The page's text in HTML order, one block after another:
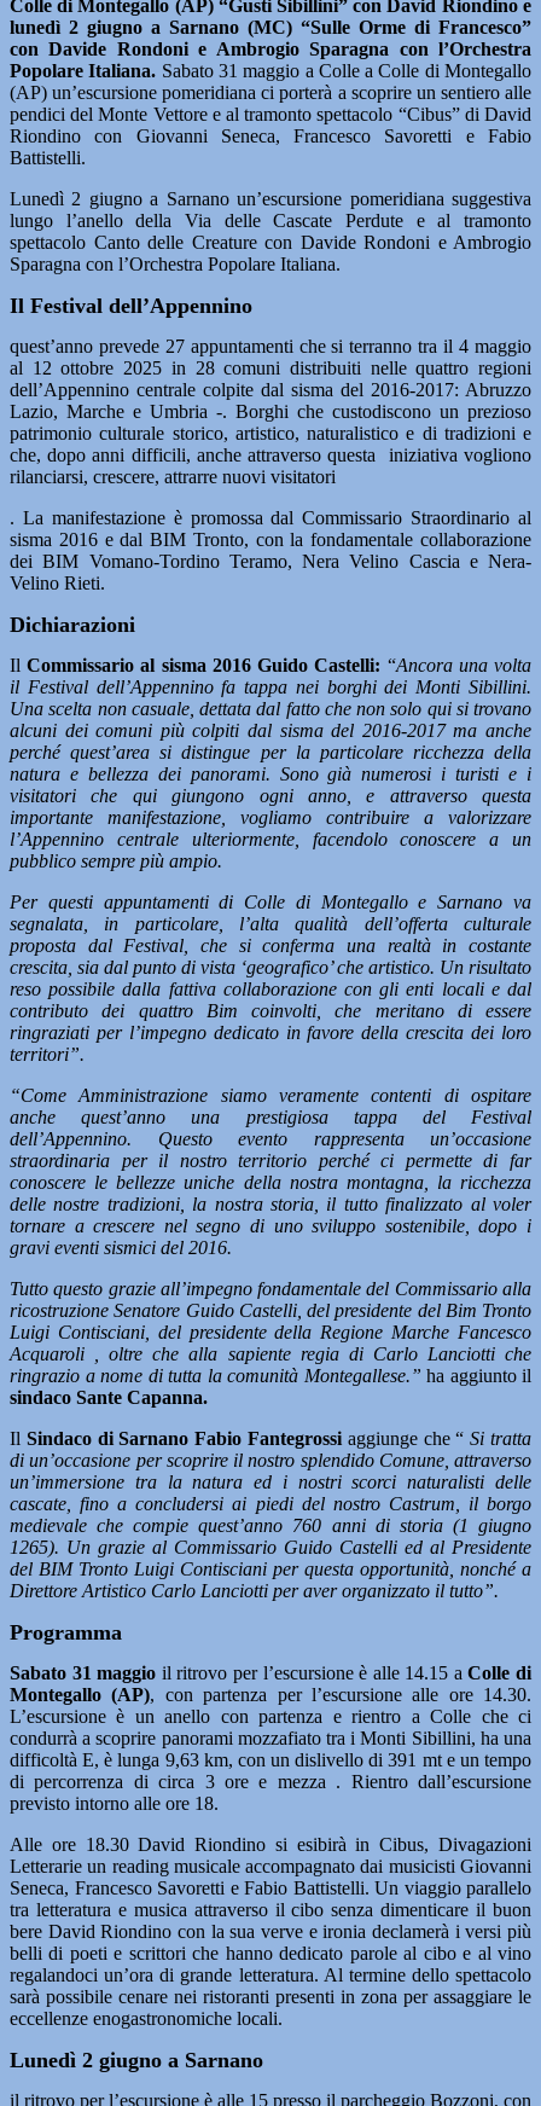
Colle di Montegallo (AP) “Gusti Sibillini” con David Riondino e
lunedì 2 giugno a Sarnano (MC) “Sulle Orme di Francesco”
con Davide Rondoni e Ambrogio Sparagna con l’Orchestra
Popolare Italiana. Sabato 31 maggio a Colle a Colle di Montegallo
(AP) un’escursione pomeridiana ci porterà a scoprire un sentiero alle
pendici del Monte Vettore e al tramonto spettacolo “Cibus” di David
Riondino con Giovanni Seneca, Francesco Savoretti e Fabio
Battistelli.
Lunedì 2 giugno a Sarnano un’escursione pomeridiana suggestiva
lungo l’anello della Via delle Cascate Perdute e al tramonto
spettacolo Canto delle Creature con Davide Rondoni e Ambrogio
Sparagna con l’Orchestra Popolare Italiana.
Il Festival dell’Appennino
quest’anno prevede 27 appuntamenti che si terranno tra il 4 maggio
al 12 ottobre 2025 in 28 comuni distribuiti nelle quattro regioni
dell’Appennino centrale colpite dal sisma del 2016-2017: Abruzzo
Lazio, Marche e Umbria -. Borghi che custodiscono un prezioso
patrimonio culturale storico, artistico, naturalistico e di tradizioni e
che, dopo anni difficili, anche attraverso questa iniziativa vogliono
rilanciarsi, crescere, attrarre nuovi visitatori
. La manifestazione è promossa dal Commissario Straordinario al
sisma 2016 e dal BIM Tronto, con la fondamentale collaborazione
dei BIM Vomano-Tordino Teramo, Nera Velino Cascia e Nera-
Velino Rieti.
Dichiarazioni
IlCommissario al sisma 2016 Guido Castelli: “Ancora una volta
il Festival dell’Appennino fa tappa nei borghi dei Monti Sibillini.
Una scelta non casuale, dettata dal fatto che non solo qui si trovano
alcuni dei comuni più colpiti dal sisma del 2016-2017 ma anche
perché quest’area si distingue per la particolare ricchezza della
natura e bellezza dei panorami. Sono già numerosi i turisti e i
visitatori che qui giungono ogni anno, e attraverso questa
importante manifestazione, vogliamo contribuire a valorizzare
l’Appennino centrale ulteriormente, facendolo conoscere a un
pubblico sempre più ampio.
Per questi appuntamenti di Colle di Montegallo e Sarnano va
segnalata, in particolare, l’alta qualità dell’offerta culturale
proposta dal Festival, che si conferma una realtà in costante
crescita, sia dal punto di vista ‘geografico’ che artistico. Un risultato
reso possibile dalla fattiva collaborazione con gli enti locali e dal
contributo dei quattro Bim coinvolti, che meritano di essere
ringraziati per l’impegno dedicato in favore della crescita dei loro
territori”.
“Come Amministrazione siamo veramente contenti di ospitare
anche quest’anno una prestigiosa tappa del Festival
dell’Appennino. Questo evento rappresenta un’occasione
straordinaria per il nostro territorio perché ci permette di far
conoscere le bellezze uniche della nostra montagna, la ricchezza
delle nostre tradizioni, la nostra storia, il tutto finalizzato al voler
tornare a crescere nel segno di uno sviluppo sostenibile, dopo i
gravi eventi sismici del 2016.
Tutto questo grazie all’impegno fondamentale del Commissario alla
ricostruzione Senatore Guido Castelli, del presidente del Bim Tronto
Luigi Contisciani, del presidente della Regione Marche Fancesco
Acquaroli , oltre che alla sapiente regia di Carlo Lanciotti che
ringrazio a nome di tutta la comunità Montegallese.” ha aggiunto il
sindaco Sante Capanna.
Il Sindaco di Sarnano Fabio Fantegrossi aggiunge che “ Si tratta
di un’occasione per scoprire il nostro splendido Comune, attraverso
un’immersione tra la natura ed i nostri scorci naturalisti delle
cascate, fino a concludersi ai piedi del nostro Castrum, il borgo
medievale che compie quest’anno 760 anni di storia (1 giugno
1265). Un grazie al Commissario Guido Castelli ed al Presidente
del BIM Tronto Luigi Contisciani per questa opportunità, nonché a
Direttore Artistico Carlo Lanciotti per aver organizzato il tutto”.
Programma
Sabato 31 maggio il ritrovo per l’escursione è alle 14.15 aColle di
Montegallo (AP), con partenza per l’escursione alle ore 14.30.
L’escursione è un anello con partenza e rientro a Colle che ci
condurrà a scoprire panorami mozzafiato tra i Monti Sibillini, ha una
difficoltà E, è lunga 9,63 km, con un dislivello di 391 mt e un tempo
di percorrenza di circa 3 ore e mezza . Rientro dall’escursione
previsto intorno alle ore 18.
Alle ore 18.30 David Riondino si esibirà in Cibus, Divagazioni
Letterarie un reading musicale accompagnato dai musicisti Giovanni
Seneca, Francesco Savoretti e Fabio Battistelli. Un viaggio parallelo
tra letteratura e musica attraverso il cibo senza dimenticare il buon
bere David Riondino con la sua verve e ironia declamerà i versi più
belli di poeti e scrittori che hanno dedicato parole al cibo e al vino
regalandoci un’ora di grande letteratura. Al termine dello spettacolo
sarà possibile cenare nei ristoranti presenti in zona per assaggiare le
eccellenze enogastronomiche locali.
Lunedì 2 giugno a Sarnano
il ritrovo per l’escursione è alle 15 presso il parcheggio Bozzoni, con